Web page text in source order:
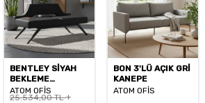
BENTLEY SİYAH
BEKLEME
KANEPESİ
ATOM OFİS
25.534,00TL
BON 3'LÜ AÇIK GRİ
KANEPE
ATOM OFİS